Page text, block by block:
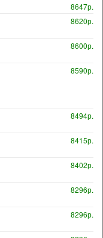
8647р.
8620р.
8600р.
8590р.
8494р.
8415р.
8402р.
8296р.
8296р.